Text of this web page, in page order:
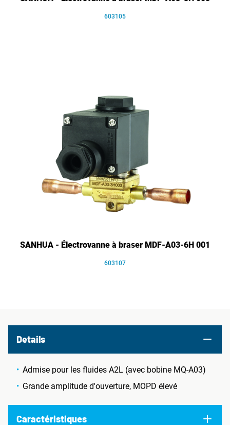
603105
SANHUA - Électrovanne à braser MDF-A03-6H 001
603107
Details
Admise pour les fluides A2L (avec bobine MQ-A03)
Grande amplitude d'ouverture, MOPD élevé
Caractéristiques